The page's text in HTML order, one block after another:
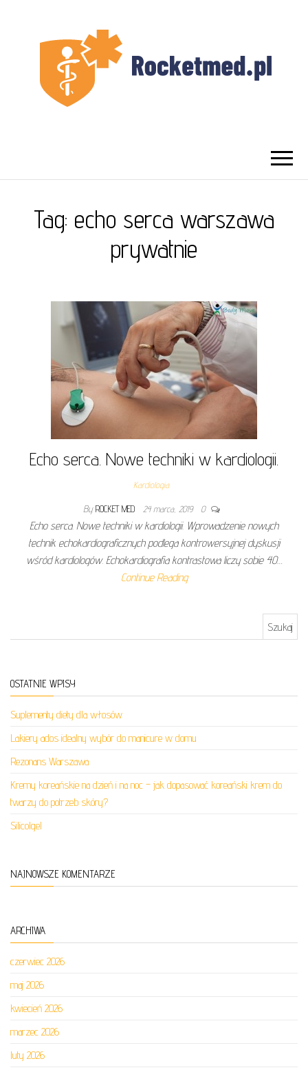
WARSZAWA
Tag: echo serca warszawa
prywatnie
Echo serca. Nowe techniki w kardiologii.
Kardiologia
By ROCKET MED 24 marca, 2019 0
Echo serca. Nowe techniki w kardiologii. Wprowadzenie nowych
technik echokardiograficznych podlega kontrowersyjnej dyskusji
wśród kardiologów. Echokardiografia kontrastowa liczy sobie 40…
Continue Reading
OSTATNIE WPISY
Suplementy diety dla włosów
Lakiery ados idealny wybór do manicure w domu
Rezonans Warszawa
Kremy koreańskie na dzień i na noc – jak dopasować koreański krem do
twarzy do potrzeb skóry?
Silicolgel
NAJNOWSZE KOMENTARZE
ARCHIWA
czerwiec 2026
maj 2026
kwiecień 2026
marzec 2026
luty 2026